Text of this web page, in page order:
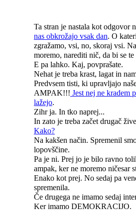
Ta stran je nastala kot odgovor
nas obkrožajo vsak dan. O
zgražamo, vsi, no, skoraj vsi.
moremo, narediti nič, da bi se
E pa lahko. Kaj, povprašate.
Nehat je treba krast, lagat in
Predvsem tisti, ki upravljajo
AMPAK!!! Jest nej ne kradem
lažejo.
Zihr ja. In tko naprej...
In zato je treba začet drugač
Kako?
Na kakšen način. Spremenil
lopovščine.
Pa je ni. Prej jo je bilo ravno
ampak, ker ne moremo ničesar
Enako kot prej. No sedaj pa
spremenila.
Če drugega ne imamo sedaj
Ker imamo DEMOKRACIJO.